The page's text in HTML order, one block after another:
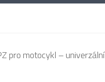
pro motocykl – univerzální